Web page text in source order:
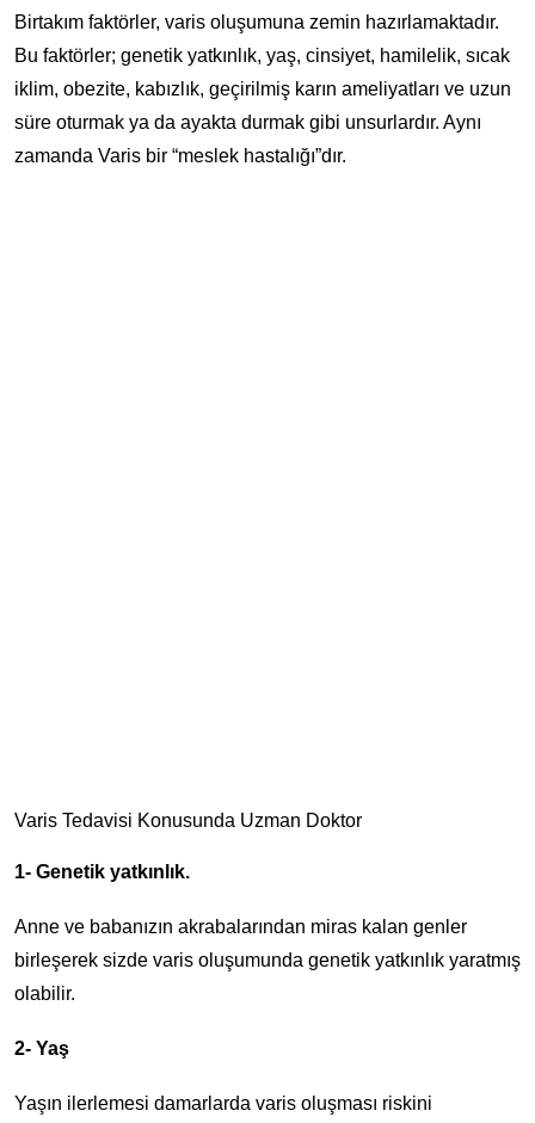
Birtakım faktörler, varis oluşumuna zemin hazırlamaktadır.
Bu faktörler; genetik yatkınlık, yaş, cinsiyet, hamilelik, sıcak
iklim, obezite, kabızlık, geçirilmiş karın ameliyatları ve uzun
süre oturmak ya da ayakta durmak gibi unsurlardır. Aynı
zamanda Varis bir “meslek hastalığı”dır.
Varis Tedavisi Konusunda Uzman Doktor
1- Genetik yatkınlık.
Anne ve babanızın akrabalarından miras kalan genler
birleşerek sizde varis oluşumunda genetik yatkınlık yaratmış
olabilir.
2- Yaş
Yaşın ilerlemesi damarlarda varis oluşması riskini